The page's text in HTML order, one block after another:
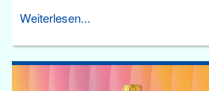
Weiterlesen...